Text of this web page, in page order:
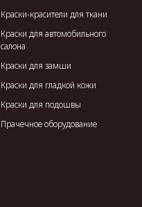
Краски-красители для ткани
Краски для автомобильного
салона
Краски для замши
Краски для гладкой кожи
Краски для подошвы
Прачечное оборудование